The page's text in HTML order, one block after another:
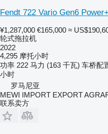
Fendt 722 Vario Gen6 Power+
¥1,287,000 €165,000 ≈
轮式拖拉机
2022
4,295 摩托小时
功率 222 马力 (163 千瓦) 车桥配
小时
罗马尼亚
MEWI IMPORT EXPORT
联系卖方